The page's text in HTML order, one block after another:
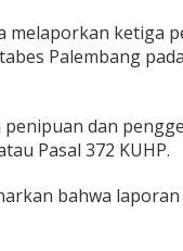
melaporkan ketiga
Palembang
dan
Pasal 372 KUHP.
bahwa